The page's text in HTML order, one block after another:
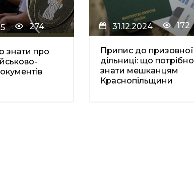
274
знати про
31.12.2024 172
Припис до призовної
дільниці: що потрібно
знати мешканцям
Краснопільщини